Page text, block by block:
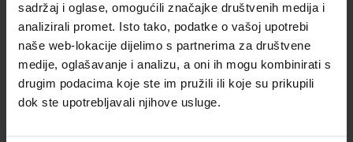
sadržaj i oglase, omogućili značajke društvenih medija i
analizirali promet. Isto tako, podatke o vašoj upotrebi
naše web-lokacije dijelimo s partnerima za društvene
medije, oglašavanje i analizu, a oni ih mogu kombinirati s
drugim podacima koje ste im pružili ili koje su prikupili
dok ste upotrebljavali njihove usluge.
MOJA ZEMLJA 1; radna bilježnica iz geografije za peti razred
osnovne škole
Autor(i):Ivan Gambiroža Josip Jukić Dinko Marin Ana Mesić
Nakladnik:ALFA d.d. Registarski broj ministarstva:
SKU:556166 CIJENA:12,00 €